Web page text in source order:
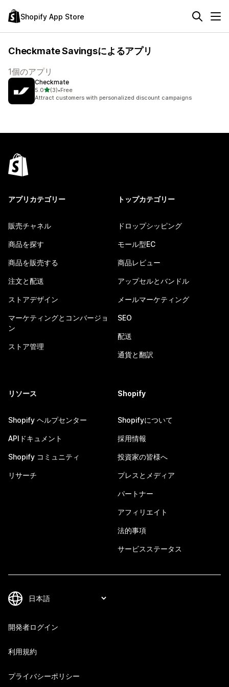
Shopify App Store
Checkmate Savingsによるアプリ
1個のアプリ
Checkmate
5.05つ星中
(3)
合計レビュー数：3件
•Free
Attract customers with personalized discount campaigns
アプリカテゴリー
販売チャネル
商品を探す
商品を販売する
注文と配送
ストアデザイン
マーケティングとコンバージョ
ン
ストア管理
トップカテゴリー
ドロップシッピング
モール型EC
商品レビュー
アップセルとバンドル
メールマーケティング
SEO
配送
通貨と翻訳
リソース
Shopify ヘルプセンター
APIドキュメント
Shopify コミュニティ
リサーチ
Shopify
Shopifyについて
採用情報
投資家の皆様へ
プレスとメディア
パートナー
アフィリエイト
法的事項
サービスステータス
開発者ログイン
利用規約
プライバシーポリシー